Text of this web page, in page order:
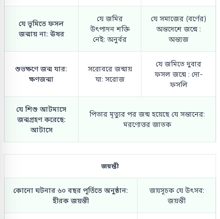
যে ভূমিতে ফসল
জন্মায় না: ঊষর
যে জমির
উৎপাদন শক্তি
নেই: অনুর্বর
যে সমাজের (বর্ণের)
অন্তদেশে জন্মে :
অন্ত্যজ
শুভক্ষণে জন্ম যার:
ক্ষণজন্মা
সরোবরে জন্মায়
যা: সরোজ
যে জমিতে দুবার
ফসল জন্মে : দো-
ফসলি
যে শিশু আটমাসে
জন্মগ্রহণ করেছে:
আটাসে
পিতার মৃত্যুর পর জন্ম হয়েছে যে সন্তানের:
মরণোত্তর জাতক
জয়ন্তী
কোনো ঘটনার ৬০ বছর পূর্তিতে অনুষ্ঠান:
হীরক জয়ন্তী
জয়সূচক যে উৎসব:
জয়ন্তী